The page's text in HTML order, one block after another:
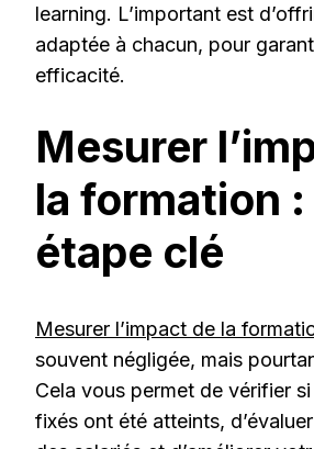
learning. L’important est
adaptée à chacun, pour
efficacité.
Mesurer
la formation
étape clé
Mesurer l’impact de la
souvent négligée, mais
Cela vous permet de vérifier
fixés ont été atteints,